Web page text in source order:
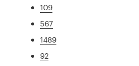
109
567
1489
92